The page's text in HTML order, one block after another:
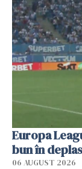
Europa
bun în
06 AUGUST 2026